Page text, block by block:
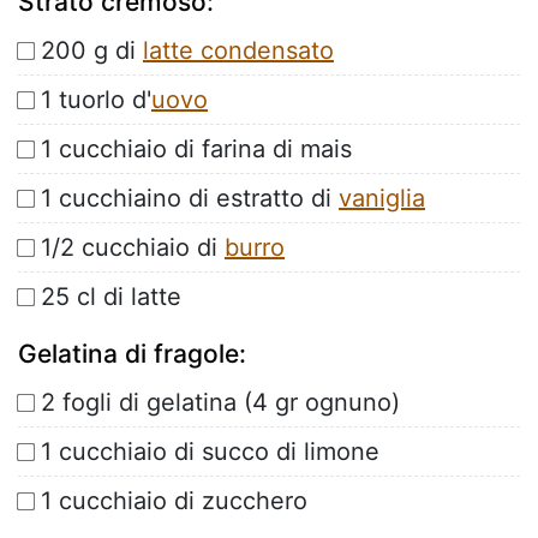
200 g di latte condensato
1 tuorlo d'uovo
1 cucchiaio di farina di mais
1 cucchiaino di estratto di vaniglia
1/2 cucchiaio di burro
25 cl di latte
Gelatina di fragole:
2 fogli di gelatina (4 gr ognuno)
1 cucchiaio di succo di limone
1 cucchiaio di zucchero